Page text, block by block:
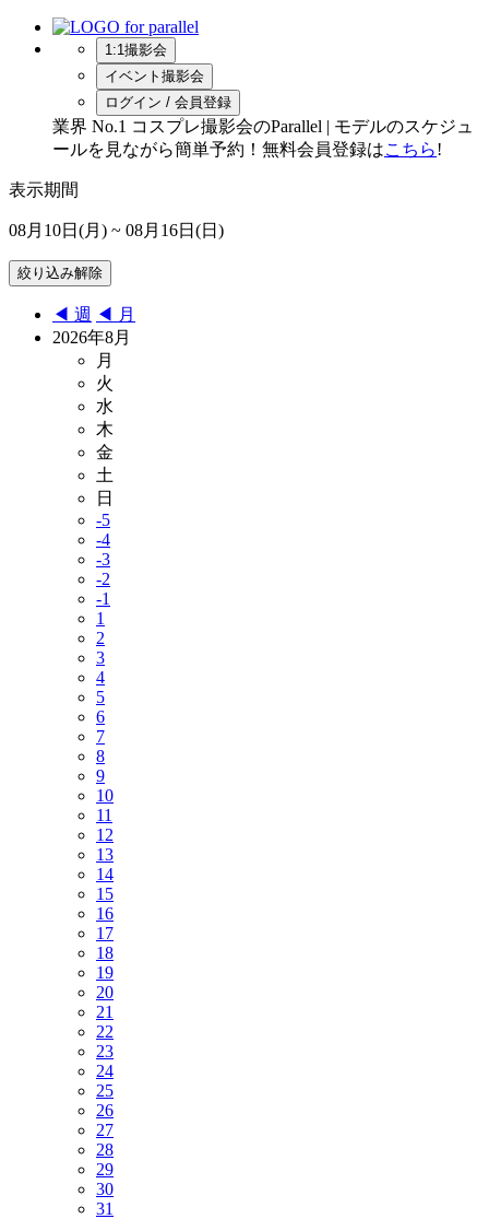
1:1撮影会
イベント撮影会
ログイン / 会員登録
業界 No.1 コスプレ撮影会のParallel | モデルのスケジュ
ールを見ながら簡単予約！無料会員登録はこちら!
表示期間
08月10日(月) ~ 08月16日(日)
◀︎ 週 ◀︎ 月
2026年8月
月
火
水
木
金
土
日
-5
-4
-3
-2
-1
1
2
3
4
5
6
7
8
9
10
11
12
13
14
15
16
17
18
19
20
21
22
23
24
25
26
27
28
29
30
31